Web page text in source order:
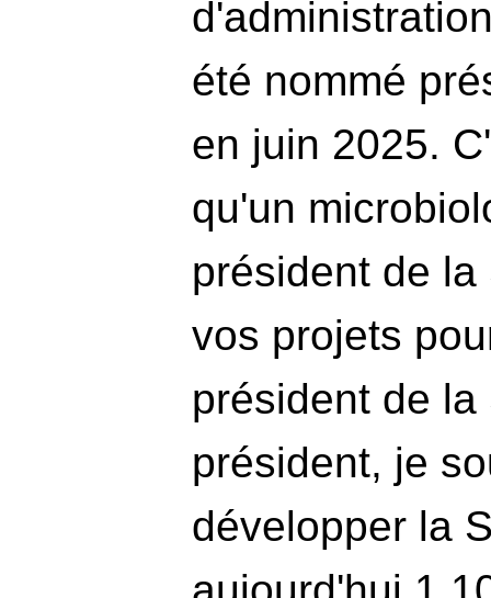
été nommé
en juin 2025.
qu'un
président de
vos projets
président de
président, je
développer la